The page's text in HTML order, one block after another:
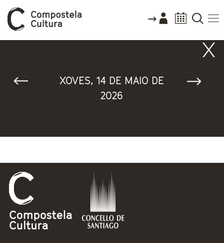
XOVES, 14 DE MAIO DE
2026